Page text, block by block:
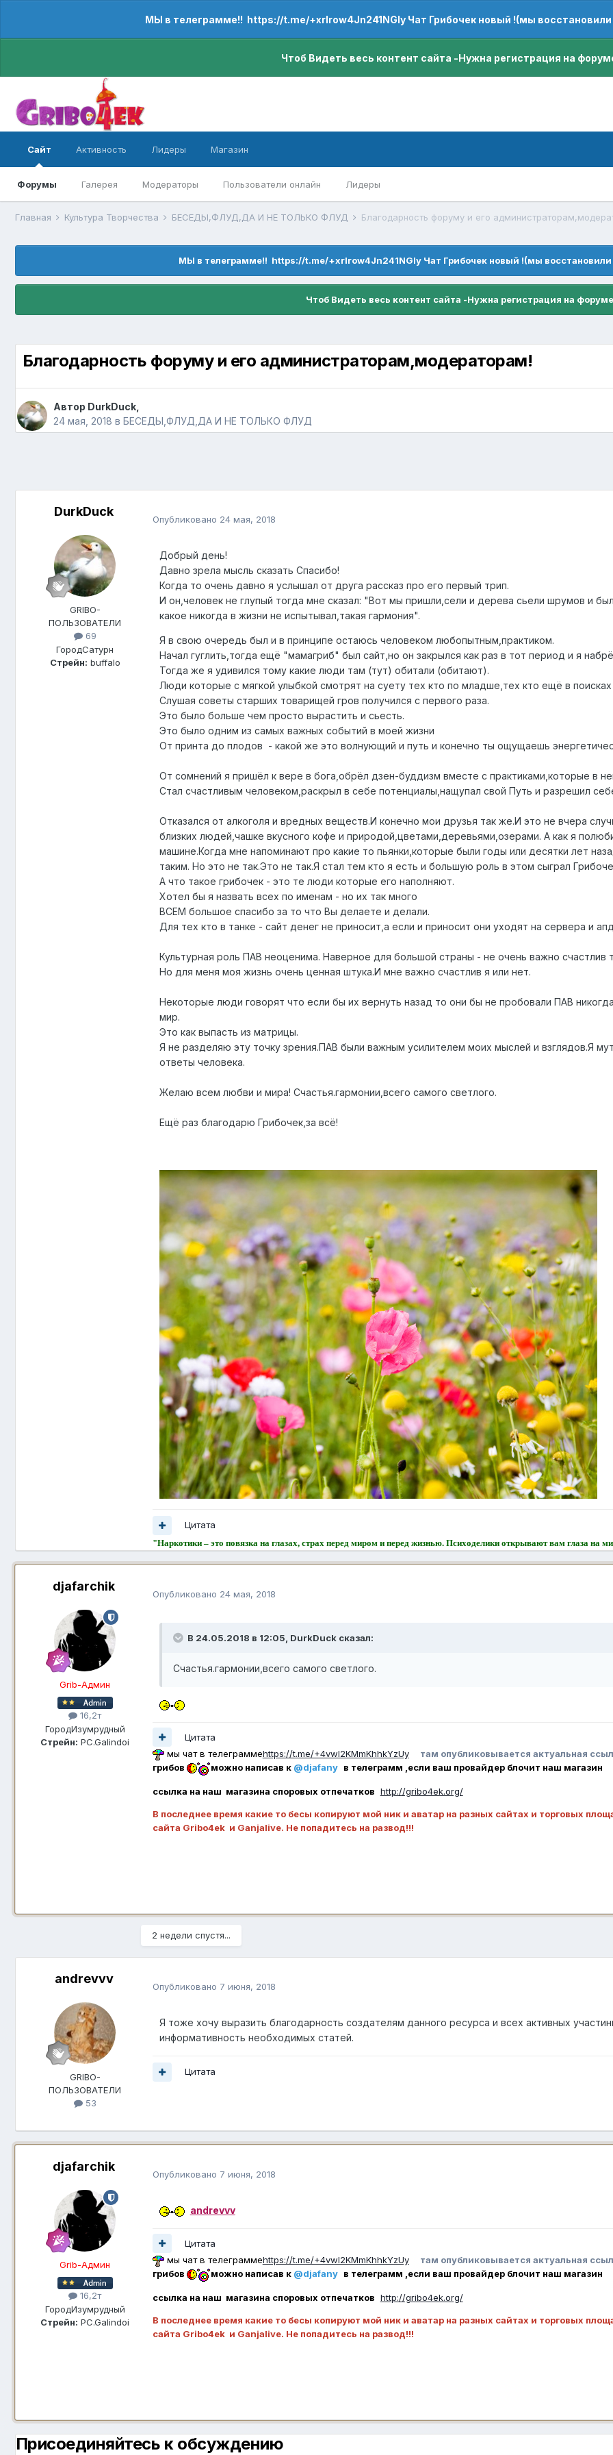
МЫ в телеграмме!! https://t.me/+xrIrow4Jn241NGIy Чат Грибочек новый !(мы восстановили
Чтоб Видеть весь контент сайта -Нужна регистрация на
Сайт
Форумы Галерея Модераторы Пользователи онлайн Лидеры
Активность Лидеры Магазин
Главная Культура Творчества БЕСЕДЫ,ФЛУД,ДА И НЕ ТОЛЬКО ФЛУД Благодарность форуму и его
МЫ в телеграмме!! https://t.me/+xrIrow4Jn241NGIy Чат Грибочек новый !(мы восстановили
Чтоб Видеть весь контент сайта -Нужна регистрация на форуме
Благодарность форуму и его администраторам,модераторам!
Автор DurkDuck,
24 мая, 2018 в БЕСЕДЫ,ФЛУД,ДА И НЕ ТОЛЬКО ФЛУД
DurkDuck
GRIBO-
ПОЛЬЗОВАТЕЛИ
69
ГородСатурн
Стрейн: buffalo
Опубликовано 24 мая, 2018
Добрый день!
Давно зрела мысль сказать Спасибо!
Когда то очень давно я услышал от друга рассказ про его первый трип.
И он,человек не глупый тогда мне сказал: "Вот мы пришли,сели и дерева сьели шрумов и
какое никогда в жизни не испытывал,такая гармония".
Я в свою очередь был и в принципе остаюсь человеком любопытным,практиком.
Начал гуглить,тогда ещё "мамагриб" был сайт,но он закрылся как раз в тот период и я
Тогда же я удивился тому какие люди там (тут) обитали (обитают).
Люди которые с мягкой улыбкой смотрят на суету тех кто по младше,тех кто ещё в
Слушая советы старших товарищей гров получился с первого раза.
Это было больше чем просто вырастить и сьесть.
Это было одним из самых важных событий в моей жизни
От принта до плодов - какой же это волнующий и путь и конечно ты ощущаешь
От сомнений я пришёл к вере в бога,обрёл дзен-буддизм вместе с практиками,которые в
Стал счастливым человеком,раскрыл в себе потенциалы,нащупал свой Путь и разрешил
Отказался от алкоголя и вредных веществ.И конечно мои друзья так же.И это не вчера
близких людей,чашке вкусного кофе и природой,цветами,деревьями,озерами. А как я
машине.Когда мне напоминают про какие то пьянки,которые были годы или десятки лет
таким. Но это не так.Это не так.Я стал тем кто я есть и большую роль в этом сыграл
А что такое грибочек - это те люди которые его наполняют.
Хотел бы я назвать всех по именам - но их так много
ВСЕМ большое спасибо за то что Вы делаете и делали.
Для тех кто в танке - сайт денег не приносит,а если и приносит они уходят на сервера и
Культурная роль ПАВ неоценима. Наверное для большой страны - не очень важно счастлив
Но для меня моя жизнь очень ценная штука.И мне важно счастлив я или нет.
Некоторые люди говорят что если бы их вернуть назад то они бы не пробовали ПАВ
мир.
Это как выпасть из матрицы.
Я не разделяю эту точку зрения.ПАВ были важным усилителем моих мыслей и взглядов.Я
ответы человека.
Желаю всем любви и мира! Счастья.гармонии,всего самого светлого.
Ещё раз благодарю Грибочек,за всё!
Цитата
"Наркотики – это повязка на глазах, страх перед миром и перед жизнью. Психоделики открывают вам глаза на
djafarchik
Grib-Админ
16,2т
ГородИзумрудный
Стрейн: PC.Galindoi
Опубликовано 24 мая, 2018
В 24.05.2018 в 12:05, DurkDuckсказал:
Счастья.гармонии,всего самого светлого.
Цитата
мы чат в телеграммеhttps://t.me/+4vwl2KMmKhhkYzUy
там опубликовывается актуальная
грибов
можно написав к @djafany в телеграмм ,если ваш провайдер блочит наш магазин
ссылка на наш магазина споровых отпечатков http://gribo4ek.org/
В последнее время какие то бесы копируют мой ник и аватар на разных сайтах и торговых
сайта Gribo4ek и Ganjalive. Не попадитесь на развод!!!
2 недели спустя...
andrevvv
GRIBO-
ПОЛЬЗОВАТЕЛИ
53
Опубликовано 7 июня, 2018
Я тоже хочу выразить благодарность создателям данного ресурса и всех активных
информативность необходимых статей.
Цитата
djafarchik
Grib-Админ
16,2т
ГородИзумрудный
Стрейн: PC.Galindoi
Опубликовано 7 июня, 2018
andrevvv
Цитата
мы чат в телеграммеhttps://t.me/+4vwl2KMmKhhkYzUy
там опубликовывается актуальная
грибов
можно написав к @djafany в телеграмм ,если ваш провайдер блочит наш магазин
ссылка на наш магазина споровых отпечатков http://gribo4ek.org/
В последнее время какие то бесы копируют мой ник и аватар на разных сайтах и торговых
сайта Gribo4ek и Ganjalive. Не попадитесь на развод!!!
Присоединяйтесь к обсуждению